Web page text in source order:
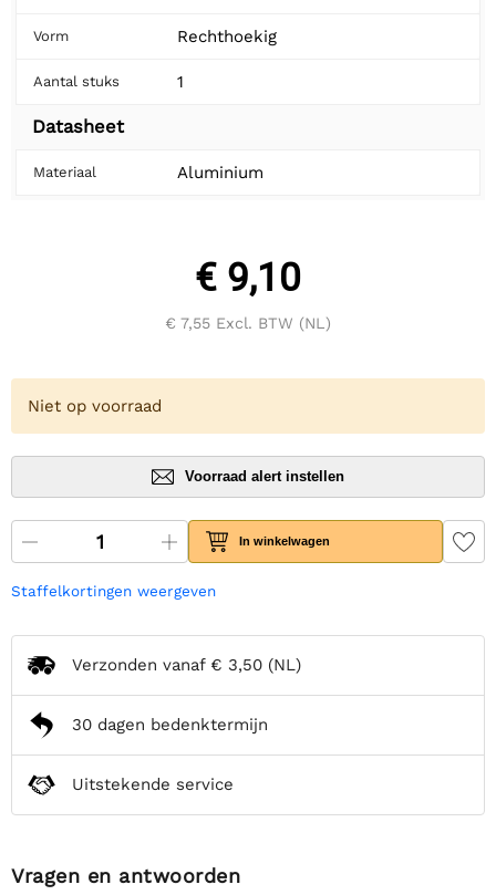
Vorm Rechthoekig
Aantal stuks 1
Datasheet
Materiaal Aluminium
€ 9,10
€ 7,55 Excl. BTW (NL)
Niet op voorraad
Voorraad alert instellen
In winkelwagen
Staffelkortingen weergeven
Verzonden vanaf € 3,50 (NL)
30 dagen bedenktermijn
Uitstekende service
Vragen en antwoorden